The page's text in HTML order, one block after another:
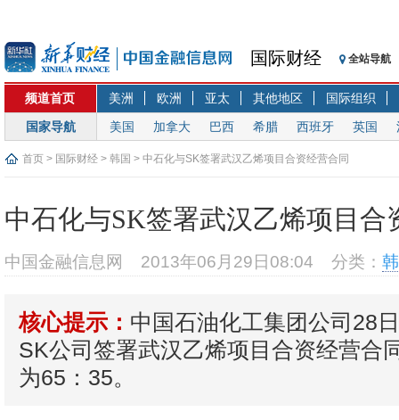
国际财经 全站导航
频道首页 美洲 欧洲 亚太 其他地区
国际组织
国家导航
美国 加拿大 巴西 希腊 西班牙 英国
首页 > 国际财经 > 韩国 > 中石化与SK签署武汉乙烯项目合资经营合同
中石化与SK签署武汉乙烯项目合
中国金融信息网 2013年06月29日08:04 分类：
核心提示： 中国石油化工集团公司28
SK公司签署武汉乙烯项目合资经营合
为65：35。